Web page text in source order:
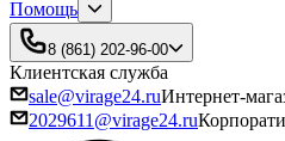
Помощь
8 (861) 202-96-00
Клиентская служба
sale@virage24.ruИнтернет-
2029611@virage24.ru